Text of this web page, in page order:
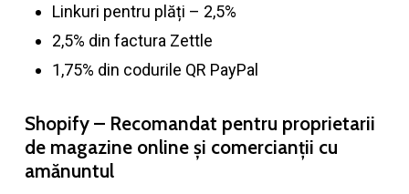
Linkuri pentru plăți – 2,5%
2,5% din factura Zettle
1,75% din codurile QR PayPal
Shopify – Recomandat pentru proprietarii
de magazine online și comercianții cu
amănuntul